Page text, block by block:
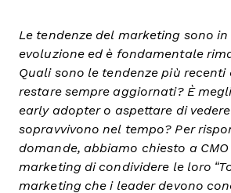
Le tendenze del marketing sono
evoluzione ed è fondamentale
Quali sono le tendenze più recenti
restare sempre aggiornati? È
early adopter o aspettare di
sopravvivono nel tempo? Per
domande, abbiamo chiesto a
marketing di condividere le loro
marketing che i leader devono